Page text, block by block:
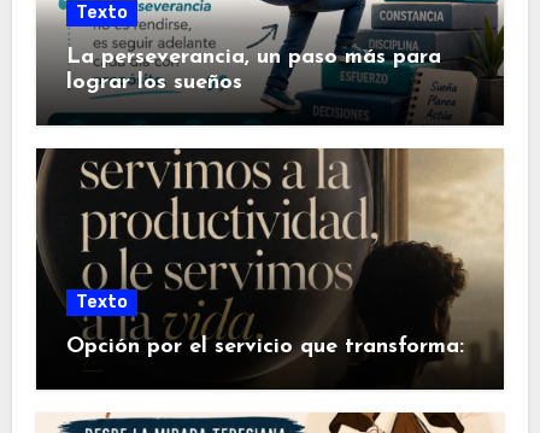
Texto
La perseverancia, un paso más para
lograr los sueños
Texto
Opción por el servicio que transforma: